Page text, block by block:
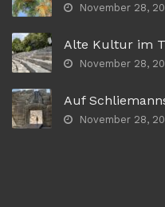
November 28,
Alte Kultur im
November 28,
Auf
November 28,